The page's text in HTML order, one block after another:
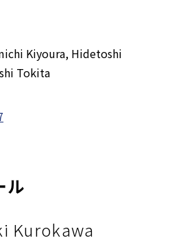
Kiyoura, Hidetoshi
Tokita
ル
Kurokawa